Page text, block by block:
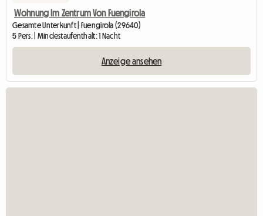
Wohnung Im Zentrum Von Fuengirola
Gesamte Unterkunft | Fuengirola (29640)
5 Pers. | Mindestaufenthalt: 1 Nacht
Anzeige ansehen